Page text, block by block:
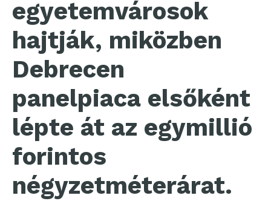
egyetemvárosok
hajtják, miközben
Debrecen
panelpiaca elsőként
lépte át az egymillió
forintos
négyzetméterárat.